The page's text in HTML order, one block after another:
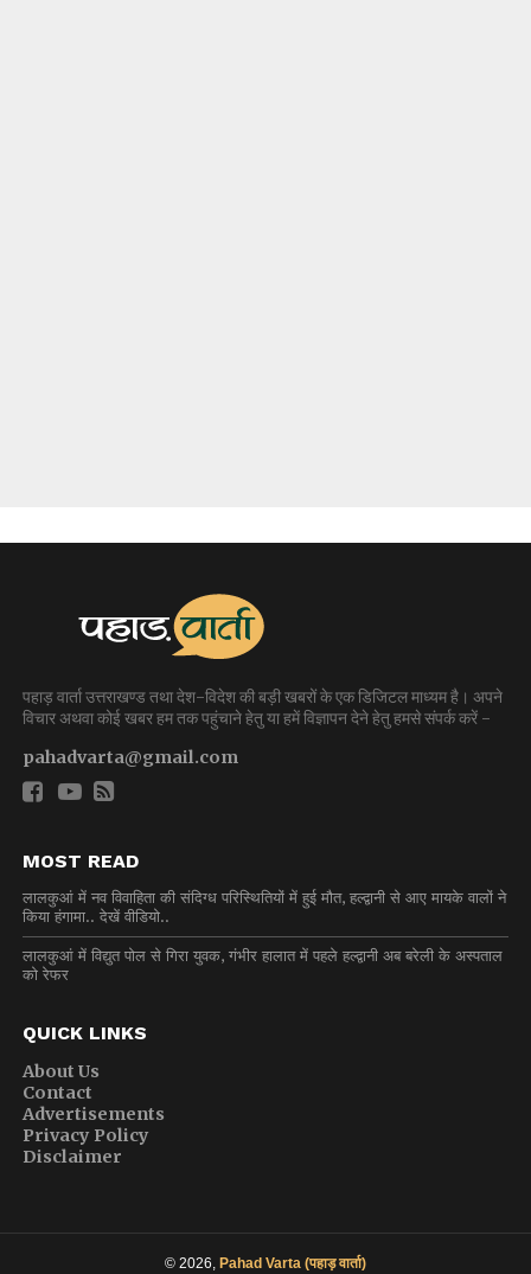
पहाड़ वार्ता उत्तराखण्ड तथा देश-विदेश की बड़ी खबरों के एक डिजिटल माध्यम है। अपने
विचार अथवा कोई खबर हम तक पहुंचाने हेतु या हमें विज्ञापन देने हेतु हमसे संपर्क करें -
pahadvarta@gmail.com
MOST READ
लालकुआं में नव विवाहिता की संदिग्ध परिस्थितियों में हुई मौत, हल्द्वानी से आए मायके वालों ने
किया हंगामा.. देखें वीडियो..
लालकुआं में विद्युत पोल से गिरा युवक, गंभीर हालात में पहले हल्द्वानी अब बरेली के अस्पताल
को रेफर
QUICK LINKS
About Us
Contact
Advertisements
Privacy Policy
Disclaimer
© 2026, Pahad Varta (पहाड़ वार्ता)